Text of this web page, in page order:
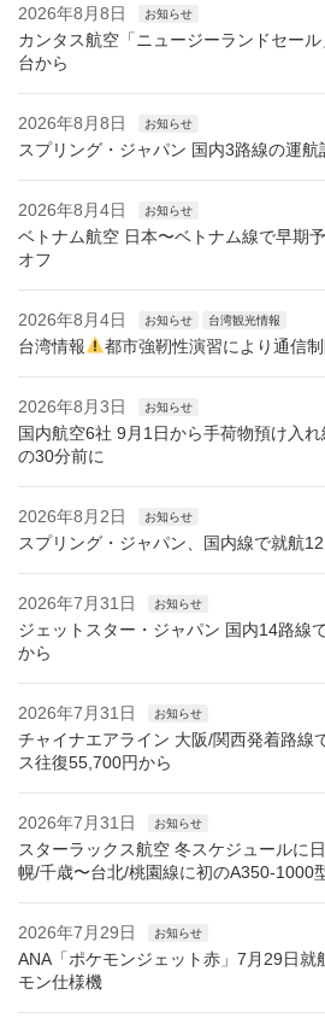
2026年8月8日 お知らせ
カンタス航空「ニュージーランドセー
台から
2026年8月8日 お知らせ
スプリング・ジャパン 国内3路線の運
2026年8月4日 お知らせ
ベトナム航空 日本〜ベトナム線で早期
オフ
2026年8月4日 お知らせ 台湾観光情報
台湾情報 都市強靭性演習により通信
2026年8月3日 お知らせ
国内航空6社 9月1日から手荷物預け入
の30分前に
2026年8月2日 お知らせ
スプリング・ジャパン、国内線で就航
2026年7月31日 お知らせ
ジェットスター・ジャパン 国内14路線
から
2026年7月31日 お知らせ
チャイナエアライン 大阪/関西発着路線
ス往復55,700円から
2026年7月31日 お知らせ
スターラックス航空 冬スケジュールに
幌/千歳〜台北/桃園線に初のA350-1000
2026年7月29日 お知らせ
ANA「ポケモンジェット赤」7月29日就
モン仕様機